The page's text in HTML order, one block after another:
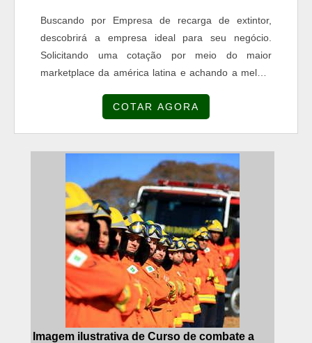
Buscando por Empresa de recarga de extintor,
descobrirá a empresa ideal para seu negócio.
Solicitando uma cotação por meio do maior
marketplace da américa latina e achando a melhor
INFORMAÇÕES INTERESSANTES SOBRE
inovadora, encontra o site da COMBAT FIRE. A
empresa atua com aditivos para tintas e perfil
profissiográfi...
COTAR AGORA
Imagem ilustrativa de Curso de combate a